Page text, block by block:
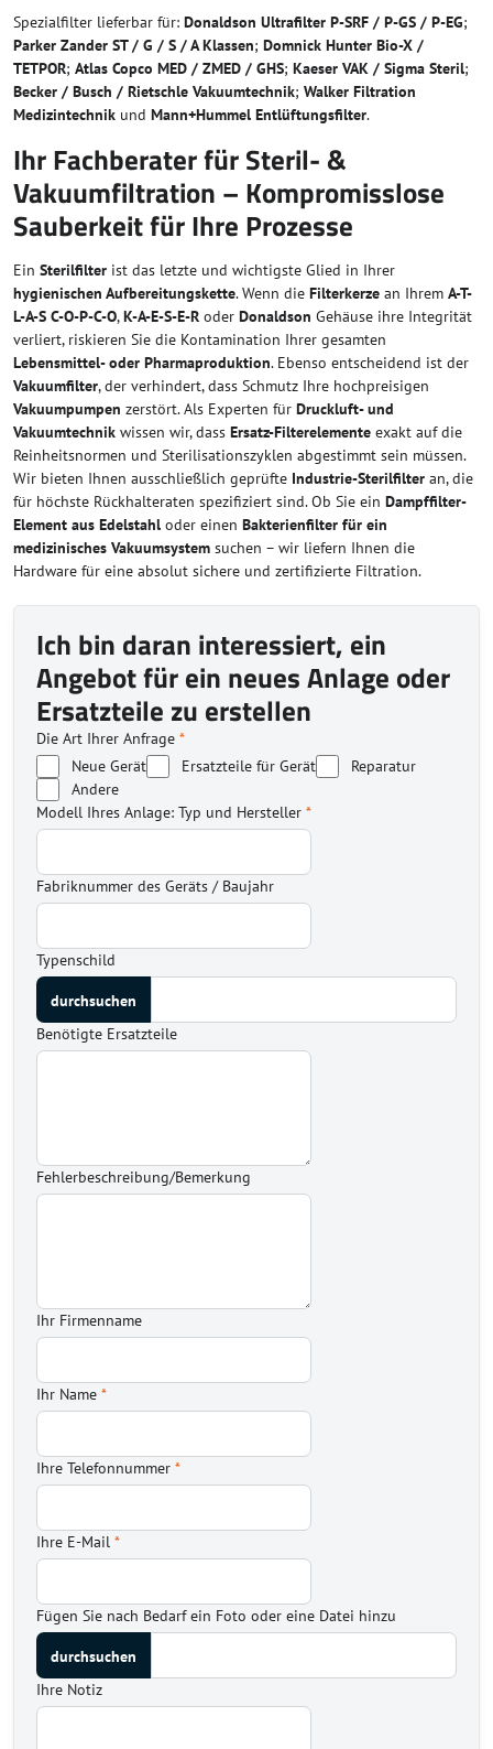
Spezialfilter lieferbar für: Donaldson Ultrafilter P-SRF / P-GS / P-EG;
Parker Zander ST / G / S / A Klassen; Domnick Hunter Bio-X /
TETPOR; Atlas Copco MED / ZMED / GHS; Kaeser VAK / Sigma Steril;
Becker / Busch / Rietschle Vakuumtechnik; Walker Filtration
Medizintechnik und Mann+Hummel Entlüftungsfilter.
Ihr Fachberater für Steril- &
Vakuumfiltration – Kompromisslose
Sauberkeit für Ihre Prozesse
Ein Sterilfilter ist das letzte und wichtigste Glied in Ihrer
hygienischen Aufbereitungskette. Wenn die Filterkerze an Ihrem A-T-
L-A-S C-O-P-C-O,K-A-E-S-E-R oder Donaldson Gehäuse ihre Integrität
verliert, riskieren Sie die Kontamination Ihrer gesamten
Lebensmittel- oder Pharmaproduktion. Ebenso entscheidend ist der
Vakuumfilter, der verhindert, dass Schmutz Ihre hochpreisigen
Vakuumpumpen zerstört. Als Experten für Druckluft- und
Vakuumtechnik wissen wir, dass Ersatz-Filterelemente exakt auf die
Reinheitsnormen und Sterilisationszyklen abgestimmt sein müssen.
Wir bieten Ihnen ausschließlich geprüfte Industrie-Sterilfilter an, die
für höchste Rückhalteraten spezifiziert sind. Ob Sie ein Dampffilter-
Element aus Edelstahl oder einen Bakterienfilter für ein
medizinisches Vakuumsystem suchen – wir liefern Ihnen die
Hardware für eine absolut sichere und zertifizierte Filtration.
Ich bin daran interessiert, ein
Angebot für ein neues Anlage oder
Ersatzteile zu erstellen
Die Art Ihrer Anfrage *
Neue Gerät
Ersatzteile für Gerät
Reparatur
Andere
Modell Ihres Anlage: Typ und Hersteller *
Fabriknummer des Geräts / Baujahr
Typenschild
Benötigte Ersatzteile
Fehlerbeschreibung/Bemerkung
Ihr Firmenname
Ihr Name *
Ihre Telefonnummer *
Ihre E-Mail *
Fügen Sie nach Bedarf ein Foto oder eine Datei hinzu
Ihre Notiz